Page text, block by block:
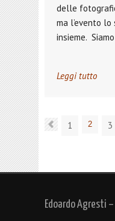
delle
ma l’evento
insieme.
Leggi tutto
1 2 3
Edoardo Agresti